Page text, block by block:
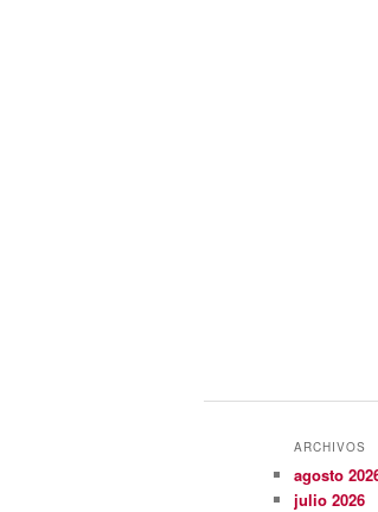
ARCHIVOS
agosto
julio 2026